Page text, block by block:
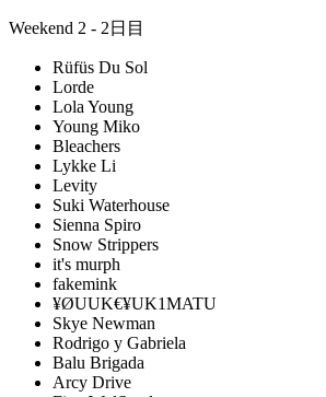
Weekend 2 - 2日目
Rüfüs Du Sol
Lorde
Lola Young
Young Miko
Bleachers
Lykke Li
Levity
Suki Waterhouse
Sienna Spiro
Snow Strippers
it's murph
fakemink
¥ØUUK€¥UK1MATU
Skye Newman
Rodrigo y Gabriela
Balu Brigada
Arcy Drive